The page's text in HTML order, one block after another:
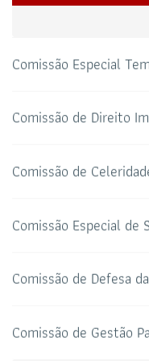
69 3217-2099
TELEFONE
TRIBUNAL DE ÉTICA
Comissão de Defesa
Comissão Especial
Comissão de Direito
Comissão de
Comissão Especial de
Comissão de Defesa
Comissão de Gestão